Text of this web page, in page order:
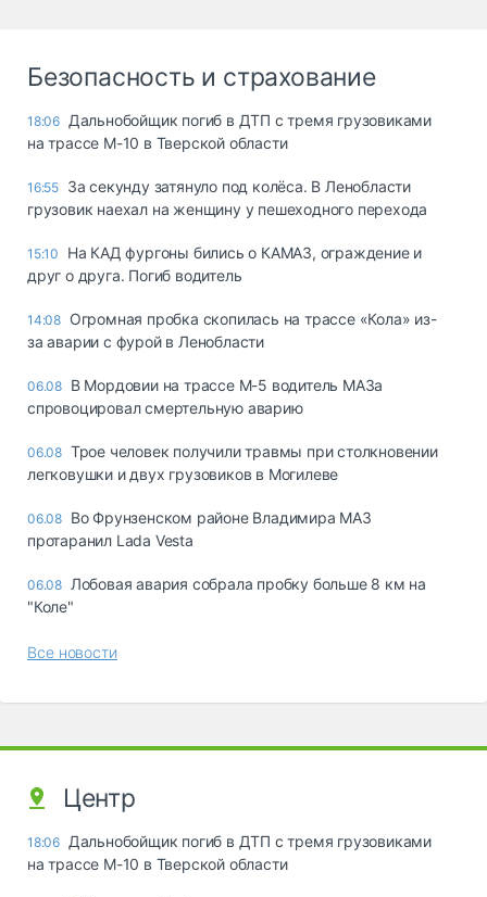
Безопасность и страхование
18:06 Дальнобойщик погиб в ДТП с тремя грузовиками
на трассе М-10 в Тверской области
16:55 За секунду затянуло под колёса. В Ленобласти
грузовик наехал на женщину у пешеходного перехода
15:10
На КАД фургоны бились о КАМАЗ, ограждение и
друг о друга. Погиб водитель
14:08 Огромная пробка скопилась на трассе «Кола» из-
за аварии с фурой в Ленобласти
06.08 В Мордовии на трассе М-5 водитель МАЗа
спровоцировал смертельную аварию
06.08 Трое человек получили травмы при столкновении
легковушки и двух грузовиков в Могилеве
06.08 Во Фрунзенском районе Владимира МАЗ
протаранил Lada Vesta
06.08 Лобовая авария собрала пробку больше 8 км на
"Коле"
Все новости
Центр
18:06 Дальнобойщик погиб в ДТП с тремя грузовиками
на трассе М-10 в Тверской области